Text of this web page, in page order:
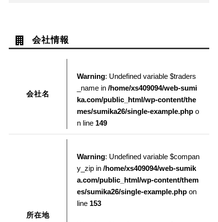
会社情報
会社名
Warning: Undefined variable $traders
_name in /home/xs409094/web-sumi
ka.com/public_html/wp-content/the
mes/sumika26/single-example.phpo
n line 149
所在地
Warning: Undefined variable $compan
y_zip in /home/xs409094/web-sumik
a.com/public_html/wp-content/them
es/sumika26/single-example.phpon
line 153